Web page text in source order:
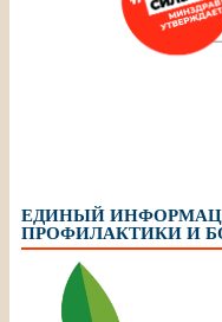
ЕДИНЫЙ
ПРОФИЛАКТИКИ И